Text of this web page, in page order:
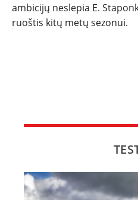
ambicijų neslepia E.
ruoštis kitų metų sezonui.